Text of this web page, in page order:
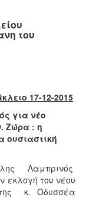
του
17-12-2015
για νέο
Ζώρα : η
ουσιαστική
Λαμπρινός
εκλογή του νέου
κ. Οδυσσέα